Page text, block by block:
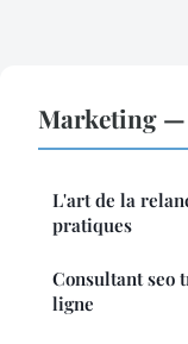
Marketing —
L'art de la
pratiques
Consultant seo
ligne